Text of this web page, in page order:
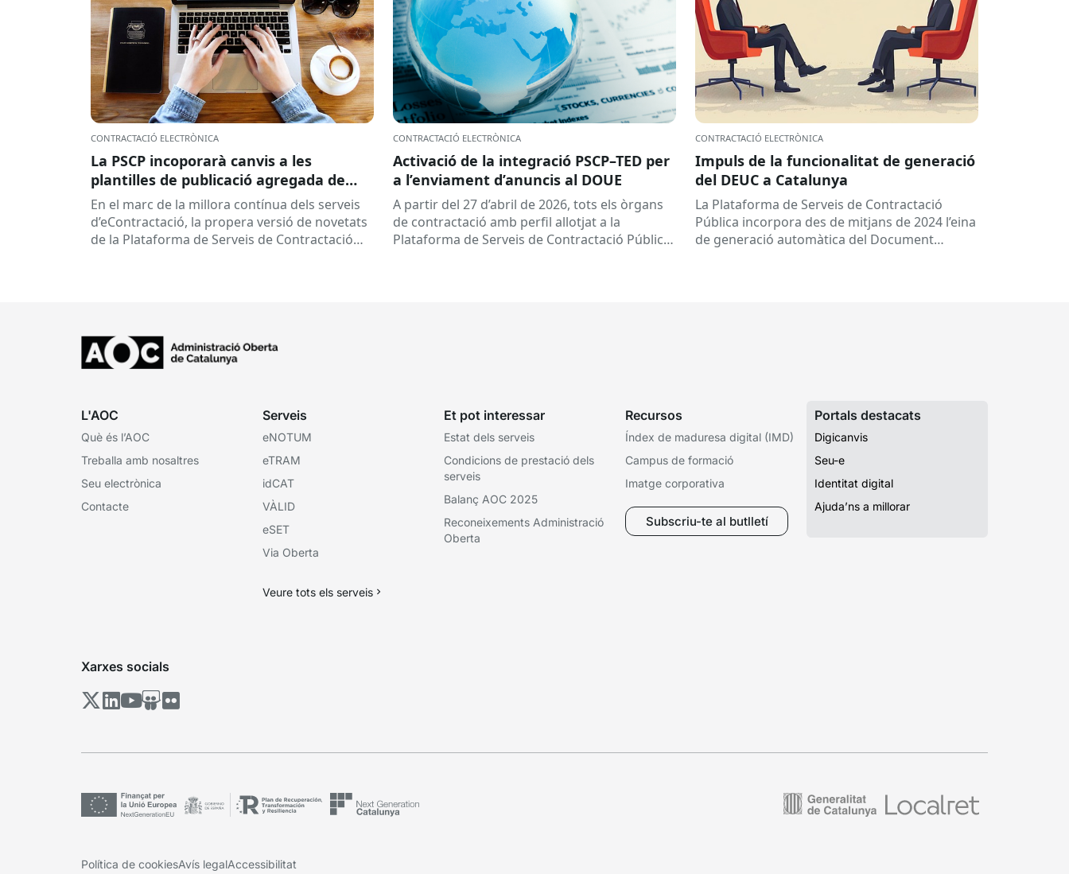
CONTRACTACIÓ ELECTRÒNICA
La PSCP incoporarà canvis a les
plantilles de publicació agregada de
contractes per millorar la integració
amb el RPC
En el marc de la millora contínua dels serveis
d’eContractació, la propera versió de novetats
de la Plataforma de Serveis de Contractació
CONTRACTACIÓ ELECTRÒNICA
Activació de la integració PSCP–TED per
a l’enviament d’anuncis al DOUE
A partir del 27 d’abril de 2026, tots els òrgans
de contractació amb perfil allotjat a la
Plataforma de Serveis de Contractació Pública
CONTRACTACIÓ ELECTRÒNICA
Impuls de la funcionalitat de generació
del DEUC a Catalunya
La Plataforma de Serveis de Contractació
Pública incorpora des de mitjans de 2024 l’eina
de generació automàtica del Document
L'AOC
Què és l’AOC
Treballa amb nosaltres
Seu electrònica
Contacte
Serveis
eNOTUM
eTRAM
idCAT
VÀLID
eSET
Via Oberta
Veure tots els serveis
Et pot interessar
Estat dels serveis
Condicions de prestació dels
serveis
Balanç AOC 2025
Reconeixements Administració
Oberta
Recursos
Índex de maduresa digital (IMD)
Campus de formació
Imatge corporativa
Subscriu-te al butlletí
Portals destacats
Digicanvis
Seu-e
Identitat digital
Ajuda’ns a millorar
Xarxes socials
Política de cookiesAvís legalAccessibilitat